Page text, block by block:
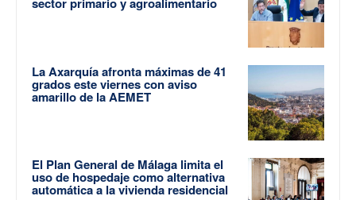
La Axarquía afronta máximas de 41
grados este viernes con aviso
amarillo de la AEMET
El Plan General de Málaga limita el
uso de hospedaje como alternativa
automática a la vivienda residencial